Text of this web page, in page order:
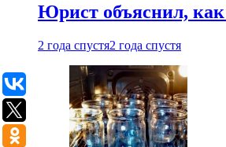
Юрист объяснил, как
2 года спустя2 года спустя